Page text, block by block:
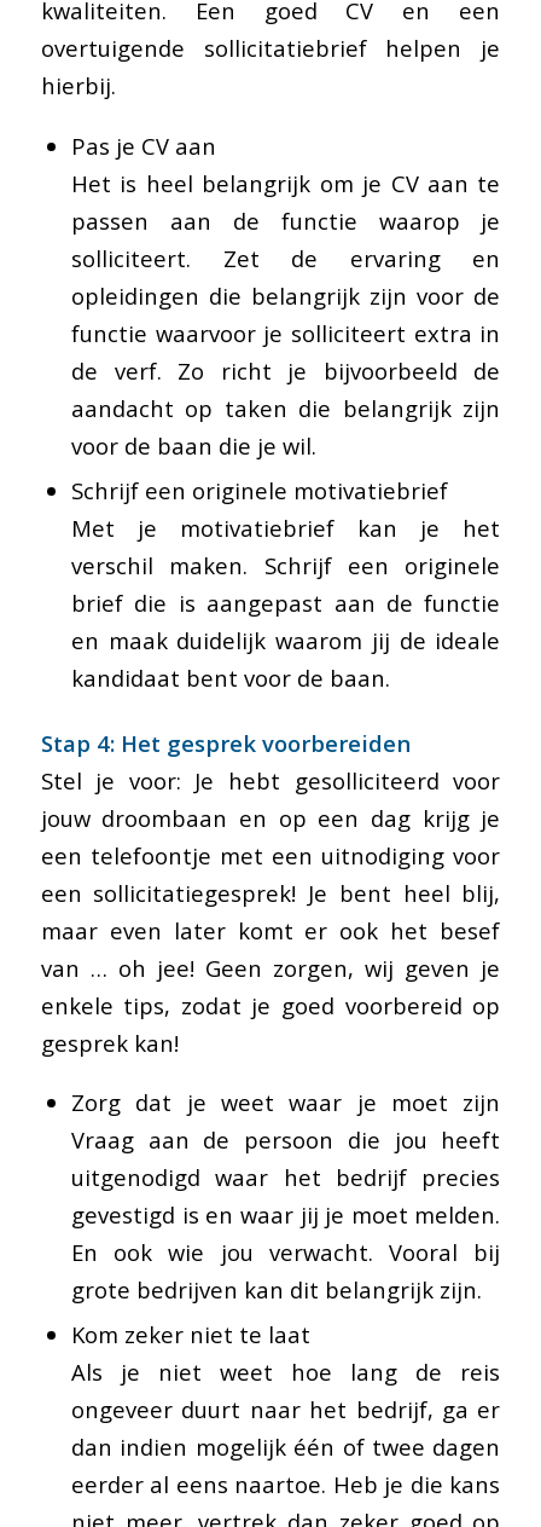
kwaliteiten. Een goed CV en een
overtuigende sollicitatiebrief helpen je
hierbij.
Pas je CV aan
Het is heel belangrijk om je CV aan te
passen aan de functie waarop je
solliciteert. Zet de ervaring en
opleidingen die belangrijk zijn voor de
functie waarvoor je solliciteert extra in
de verf. Zo richt je bijvoorbeeld de
aandacht op taken die belangrijk zijn
voor de baan die je wil.
Schrijf een originele motivatiebrief
Met je motivatiebrief kan je het
verschil maken. Schrijf een originele
brief die is aangepast aan de functie
en maak duidelijk waarom jij de ideale
kandidaat bent voor de baan.
Stap 4: Het gesprek voorbereiden
Stel je voor: Je hebt gesolliciteerd voor
jouw droombaan en op een dag krijg je
een telefoontje met een uitnodiging voor
een sollicitatiegesprek! Je bent heel blij,
maar even later komt er ook het besef
van … oh jee! Geen zorgen, wij geven je
enkele tips, zodat je goed voorbereid op
gesprek kan!
Zorg dat je weet waar je moet zijn
Vraag aan de persoon die jou heeft
uitgenodigd waar het bedrijf precies
gevestigd is en waar jij je moet melden.
En ook wie jou verwacht. Vooral bij
grote bedrijven kan dit belangrijk zijn.
Kom zeker niet te laat
Als je niet weet hoe lang de reis
ongeveer duurt naar het bedrijf, ga er
dan indien mogelijk één of twee dagen
eerder al eens naartoe. Heb je die kans